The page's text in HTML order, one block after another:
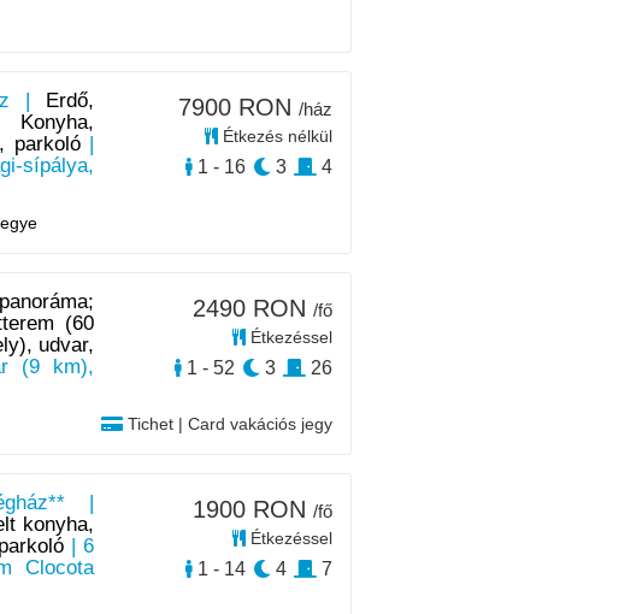
|
Erdő,
Konyha,
parkoló|
sípálya,
7900 RON /ház
Étkezés nélkül
1 - 16 3 4
(60
udvar,
(9 km),
Tichet | Card vakációs jegy
2490 RON /fő
Étkezéssel
1 - 52 3 26
|
konyha,
| 6
Clocota
1900 RON /fő
Étkezéssel
1 - 14 4 7